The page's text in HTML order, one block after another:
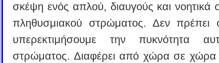
σκέψη ενός απλού, διαυγούς και νοητικά
πληθυσμιακού στρώματος. Δεν
υπερεκτιμήσουμε την πυκνότητα
στρώματος. Διαφέρει από χώρα σε χώρα